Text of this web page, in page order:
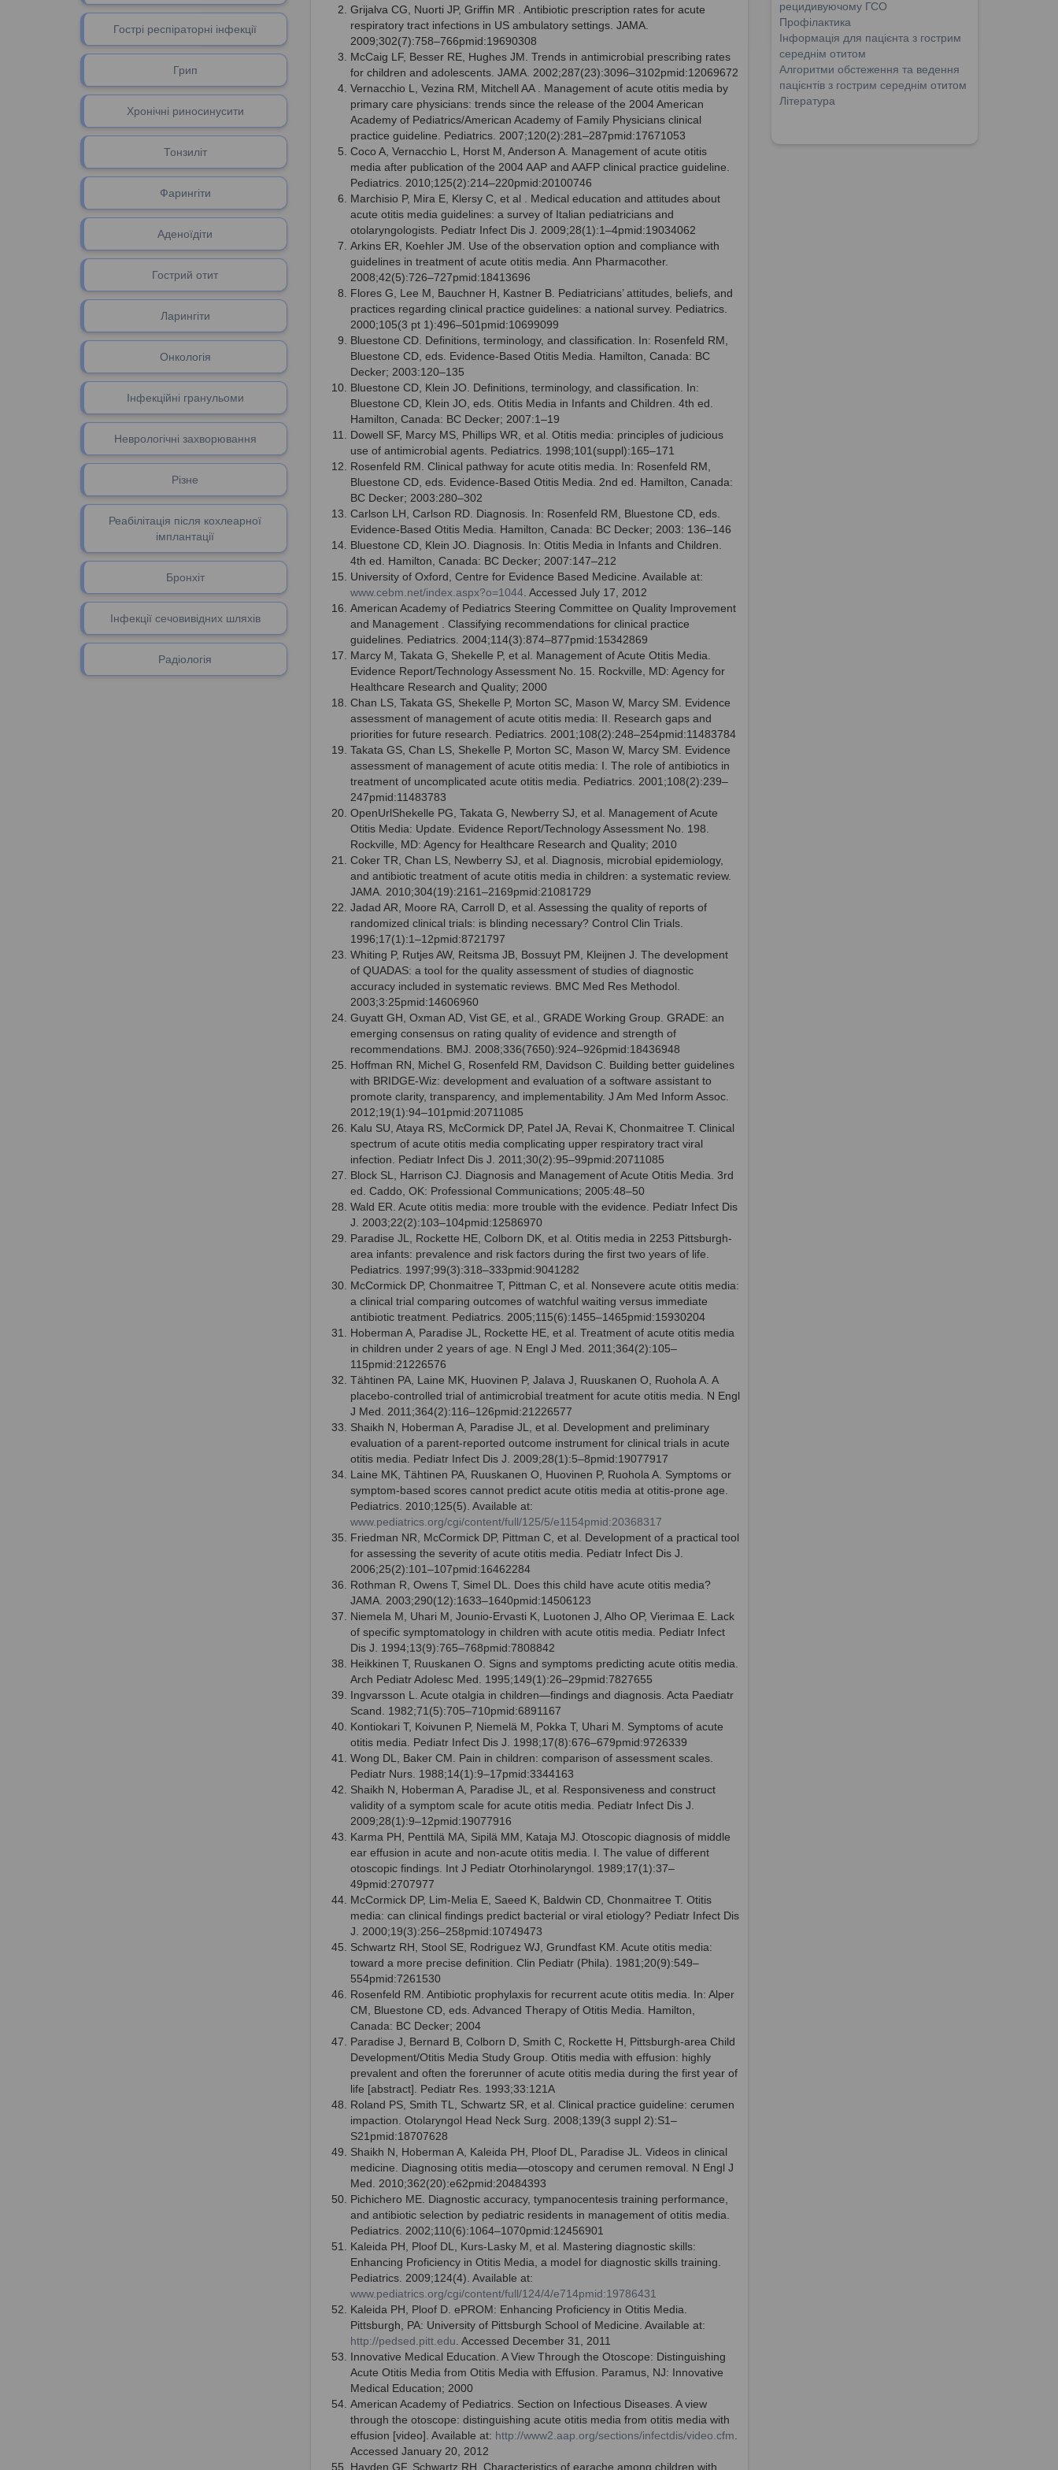
Гострі респіраторні інфекції
Грип
Хронічні риносинусити
Тонзиліт
Фарингіти
Аденоїдіти
Гоcтрий отит
Ларингіти
Онкологія
Інфекційні гранульоми
Неврологічні захворювання
Різне
Реабілітація після кохлеарної
імплантації
Бронхіт
Інфекції сечовивідних шляхів
Радіологія
рецидивуючому ГСО
Профілактика
Інформація для пацієнта з гострим
середнім отитом
Алгоритми обстеження та ведення
пацієнтів з гострим середнім отитом
Література
Grijalva CG, Nuorti JP, Griffin MR . Antibiotic prescription rates for acute
respiratory tract infections in US ambulatory settings. JAMA.
2009;302(7):758–766pmid:19690308
McCaig LF, Besser RE, Hughes JM. Trends in antimicrobial prescribing rates
for children and adolescents. JAMA. 2002;287(23):3096–3102pmid:12069672
Vernacchio L, Vezina RM, Mitchell AA . Management of acute otitis media by
primary care physicians: trends since the release of the 2004 American
Academy of Pediatrics/American Academy of Family Physicians clinical
practice guideline. Pediatrics. 2007;120(2):281–287pmid:17671053
Coco A, Vernacchio L, Horst M, Anderson A. Management of acute otitis
media after publication of the 2004 AAP and AAFP clinical practice guideline.
Pediatrics. 2010;125(2):214–220pmid:20100746
Marchisio P, Mira E, Klersy C, et al . Medical education and attitudes about
acute otitis media guidelines: a survey of Italian pediatricians and
otolaryngologists. Pediatr Infect Dis J. 2009;28(1):1–4pmid:19034062
Arkins ER, Koehler JM. Use of the observation option and compliance with
guidelines in treatment of acute otitis media. Ann Pharmacother.
2008;42(5):726–727pmid:18413696
Flores G, Lee M, Bauchner H, Kastner B. Pediatricians’ attitudes, beliefs, and
practices regarding clinical practice guidelines: a national survey. Pediatrics.
2000;105(3 pt 1):496–501pmid:10699099
Bluestone CD. Definitions, terminology, and classification. In: Rosenfeld RM,
Bluestone CD, eds. Evidence-Based Otitis Media. Hamilton, Canada: BC
Decker; 2003:120–135
Bluestone CD, Klein JO. Definitions, terminology, and classification. In:
Bluestone CD, Klein JO, eds. Otitis Media in Infants and Children. 4th ed.
Hamilton, Canada: BC Decker; 2007:1–19
Dowell SF, Marcy MS, Phillips WR, et al. Otitis media: principles of judicious
use of antimicrobial agents. Pediatrics. 1998;101(suppl):165–171
Rosenfeld RM. Clinical pathway for acute otitis media. In: Rosenfeld RM,
Bluestone CD, eds. Evidence-Based Otitis Media. 2nd ed. Hamilton, Canada:
BC Decker; 2003:280–302
Carlson LH, Carlson RD. Diagnosis. In: Rosenfeld RM, Bluestone CD, eds.
Evidence-Based Otitis Media. Hamilton, Canada: BC Decker; 2003: 136–146
Bluestone CD, Klein JO. Diagnosis. In: Otitis Media in Infants and Children.
4th ed. Hamilton, Canada: BC Decker; 2007:147–212
University of Oxford, Centre for Evidence Based Medicine. Available at:
www.cebm.net/index.aspx?o=1044. Accessed July 17, 2012
American Academy of Pediatrics Steering Committee on Quality Improvement
and Management . Classifying recommendations for clinical practice
guidelines. Pediatrics. 2004;114(3):874–877pmid:15342869
Marcy M, Takata G, Shekelle P, et al. Management of Acute Otitis Media.
Evidence Report/Technology Assessment No. 15. Rockville, MD: Agency for
Healthcare Research and Quality; 2000
Chan LS, Takata GS, Shekelle P, Morton SC, Mason W, Marcy SM. Evidence
assessment of management of acute otitis media: II. Research gaps and
priorities for future research. Pediatrics. 2001;108(2):248–254pmid:11483784
Takata GS, Chan LS, Shekelle P, Morton SC, Mason W, Marcy SM. Evidence
assessment of management of acute otitis media: I. The role of antibiotics in
treatment of uncomplicated acute otitis media. Pediatrics. 2001;108(2):239–
247pmid:11483783
OpenUrlShekelle PG, Takata G, Newberry SJ, et al. Management of Acute
Otitis Media: Update. Evidence Report/Technology Assessment No. 198.
Rockville, MD: Agency for Healthcare Research and Quality; 2010
Coker TR, Chan LS, Newberry SJ, et al. Diagnosis, microbial epidemiology,
and antibiotic treatment of acute otitis media in children: a systematic review.
JAMA. 2010;304(19):2161–2169pmid:21081729
Jadad AR, Moore RA, Carroll D, et al. Assessing the quality of reports of
randomized clinical trials: is blinding necessary? Control Clin Trials.
1996;17(1):1–12pmid:8721797
Whiting P, Rutjes AW, Reitsma JB, Bossuyt PM, Kleijnen J. The development
of QUADAS: a tool for the quality assessment of studies of diagnostic
accuracy included in systematic reviews. BMC Med Res Methodol.
2003;3:25pmid:14606960
Guyatt GH, Oxman AD, Vist GE, et al., GRADE Working Group. GRADE: an
emerging consensus on rating quality of evidence and strength of
recommendations. BMJ. 2008;336(7650):924–926pmid:18436948
Hoffman RN, Michel G, Rosenfeld RM, Davidson C. Building better guidelines
with BRIDGE-Wiz: development and evaluation of a software assistant to
promote clarity, transparency, and implementability. J Am Med Inform Assoc.
2012;19(1):94–101pmid:20711085
Kalu SU, Ataya RS, McCormick DP, Patel JA, Revai K, Chonmaitree T. Clinical
spectrum of acute otitis media complicating upper respiratory tract viral
infection. Pediatr Infect Dis J. 2011;30(2):95–99pmid:20711085
Block SL, Harrison CJ. Diagnosis and Management of Acute Otitis Media. 3rd
ed. Caddo, OK: Professional Communications; 2005:48–50
Wald ER. Acute otitis media: more trouble with the evidence. Pediatr Infect Dis
J. 2003;22(2):103–104pmid:12586970
Paradise JL, Rockette HE, Colborn DK, et al. Otitis media in 2253 Pittsburgh-
area infants: prevalence and risk factors during the first two years of life.
Pediatrics. 1997;99(3):318–333pmid:9041282
McCormick DP, Chonmaitree T, Pittman C, et al. Nonsevere acute otitis media:
a clinical trial comparing outcomes of watchful waiting versus immediate
antibiotic treatment. Pediatrics. 2005;115(6):1455–1465pmid:15930204
Hoberman A, Paradise JL, Rockette HE, et al. Treatment of acute otitis media
in children under 2 years of age. N Engl J Med. 2011;364(2):105–
115pmid:21226576
Tähtinen PA, Laine MK, Huovinen P, Jalava J, Ruuskanen O, Ruohola A. A
placebo-controlled trial of antimicrobial treatment for acute otitis media. N Engl
J Med. 2011;364(2):116–126pmid:21226577
Shaikh N, Hoberman A, Paradise JL, et al. Development and preliminary
evaluation of a parent-reported outcome instrument for clinical trials in acute
otitis media. Pediatr Infect Dis J. 2009;28(1):5–8pmid:19077917
Laine MK, Tähtinen PA, Ruuskanen O, Huovinen P, Ruohola A. Symptoms or
symptom-based scores cannot predict acute otitis media at otitis-prone age.
Pediatrics. 2010;125(5). Available at:
www.pediatrics.org/cgi/content/full/125/5/e1154pmid:20368317
Friedman NR, McCormick DP, Pittman C, et al. Development of a practical tool
for assessing the severity of acute otitis media. Pediatr Infect Dis J.
2006;25(2):101–107pmid:16462284
Rothman R, Owens T, Simel DL. Does this child have acute otitis media?
JAMA. 2003;290(12):1633–1640pmid:14506123
Niemela M, Uhari M, Jounio-Ervasti K, Luotonen J, Alho OP, Vierimaa E. Lack
of specific symptomatology in children with acute otitis media. Pediatr Infect
Dis J. 1994;13(9):765–768pmid:7808842
Heikkinen T, Ruuskanen O. Signs and symptoms predicting acute otitis media.
Arch Pediatr Adolesc Med. 1995;149(1):26–29pmid:7827655
Ingvarsson L. Acute otalgia in children—findings and diagnosis. Acta Paediatr
Scand. 1982;71(5):705–710pmid:6891167
Kontiokari T, Koivunen P, Niemelä M, Pokka T, Uhari M. Symptoms of acute
otitis media. Pediatr Infect Dis J. 1998;17(8):676–679pmid:9726339
Wong DL, Baker CM. Pain in children: comparison of assessment scales.
Pediatr Nurs. 1988;14(1):9–17pmid:3344163
Shaikh N, Hoberman A, Paradise JL, et al. Responsiveness and construct
validity of a symptom scale for acute otitis media. Pediatr Infect Dis J.
2009;28(1):9–12pmid:19077916
Karma PH, Penttilä MA, Sipilä MM, Kataja MJ. Otoscopic diagnosis of middle
ear effusion in acute and non-acute otitis media. I. The value of different
otoscopic findings. Int J Pediatr Otorhinolaryngol. 1989;17(1):37–
49pmid:2707977
McCormick DP, Lim-Melia E, Saeed K, Baldwin CD, Chonmaitree T. Otitis
media: can clinical findings predict bacterial or viral etiology? Pediatr Infect Dis
J. 2000;19(3):256–258pmid:10749473
Schwartz RH, Stool SE, Rodriguez WJ, Grundfast KM. Acute otitis media:
toward a more precise definition. Clin Pediatr (Phila). 1981;20(9):549–
554pmid:7261530
Rosenfeld RM. Antibiotic prophylaxis for recurrent acute otitis media. In: Alper
CM, Bluestone CD, eds. Advanced Therapy of Otitis Media. Hamilton,
Canada: BC Decker; 2004
Paradise J, Bernard B, Colborn D, Smith C, Rockette H, Pittsburgh-area Child
Development/Otitis Media Study Group. Otitis media with effusion: highly
prevalent and often the forerunner of acute otitis media during the first year of
life [abstract]. Pediatr Res. 1993;33:121A
Roland PS, Smith TL, Schwartz SR, et al. Clinical practice guideline: cerumen
impaction. Otolaryngol Head Neck Surg. 2008;139(3 suppl 2):S1–
S21pmid:18707628
Shaikh N, Hoberman A, Kaleida PH, Ploof DL, Paradise JL. Videos in clinical
medicine. Diagnosing otitis media—otoscopy and cerumen removal. N Engl J
Med. 2010;362(20):e62pmid:20484393
Pichichero ME. Diagnostic accuracy, tympanocentesis training performance,
and antibiotic selection by pediatric residents in management of otitis media.
Pediatrics. 2002;110(6):1064–1070pmid:12456901
Kaleida PH, Ploof DL, Kurs-Lasky M, et al. Mastering diagnostic skills:
Enhancing Proficiency in Otitis Media, a model for diagnostic skills training.
Pediatrics. 2009;124(4). Available at:
www.pediatrics.org/cgi/content/full/124/4/e714pmid:19786431
Kaleida PH, Ploof D. ePROM: Enhancing Proficiency in Otitis Media.
Pittsburgh, PA: University of Pittsburgh School of Medicine. Available at:
http://pedsed.pitt.edu . Accessed December 31, 2011
Innovative Medical Education. A View Through the Otoscope: Distinguishing
Acute Otitis Media from Otitis Media with Effusion. Paramus, NJ: Innovative
Medical Education; 2000
American Academy of Pediatrics. Section on Infectious Diseases. A view
through the otoscope: distinguishing acute otitis media from otitis media with
effusion [video]. Available at: http://www2.aap.org/sections/infectdis/video.cfm
Accessed January 20, 2012
Hayden GF, Schwartz RH. Characteristics of earache among children with